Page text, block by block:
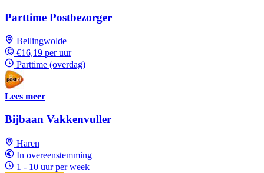
Parttime Postbezorger
Bellingwolde
€16,19 per uur
Parttime (overdag)
Lees meer
Bijbaan Vakkenvuller
Haren
In overeenstemming
1 - 10 uur per week